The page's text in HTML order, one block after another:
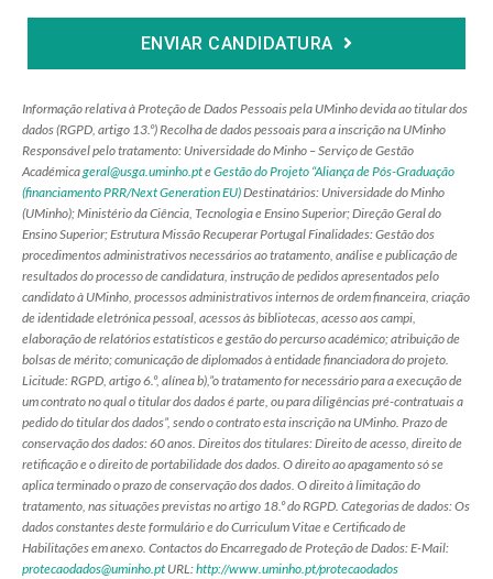
ENVIAR CANDIDATURA
Informação relativa à Proteção de Dados Pessoais pela UMinho devida ao titular dos
dados (RGPD, artigo 13.º) Recolha de dados pessoais para a inscrição na UMinho
Responsável pelo tratamento: Universidade do Minho – Serviço de Gestão
Académicageral@usga.uminho.pteGestão do Projeto “Aliança de Pós-Graduação
(financiamento PRR/Next Generation EU)Destinatários: Universidade do Minho
(UMinho); Ministério da Ciência, Tecnologia e Ensino Superior; Direção Geral do
Ensino Superior; Estrutura Missão Recuperar Portugal Finalidades: Gestão dos
procedimentos administrativos necessários ao tratamento, análise e publicação de
resultados do processo de candidatura, instrução de pedidos apresentados pelo
candidato à UMinho, processos administrativos internos de ordem financeira, criação
de identidade eletrónica pessoal, acessos às bibliotecas, acesso aos campi,
elaboração de relatórios estatísticos e gestão do percurso académico; atribuição de
bolsas de mérito; comunicação de diplomados à entidade financiadora do projeto.
Licitude: RGPD, artigo 6.º, alínea b),”o tratamento for necessário para a execução de
um contrato no qual o titular dos dados é parte, ou para diligências pré-contratuais a
pedido do titular dos dados”, sendo o contrato esta inscrição na UMinho. Prazo de
conservação dos dados: 60 anos. Direitos dos titulares: Direito de acesso, direito de
retificação e o direito de portabilidade dos dados. O direito ao apagamento só se
aplica terminado o prazo de conservação dos dados. O direito à limitação do
tratamento, nas situações previstas no artigo 18.º do RGPD. Categorias de dados: Os
dados constantes deste formulário e do Curriculum Vitae e Certificado de
Habilitações em anexo. Contactos do Encarregado de Proteção de Dados: E-Mail:
protecaodados@uminho.pt URL:http://www.uminho.pt/protecaodados